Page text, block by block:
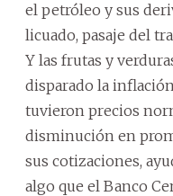
el petróleo y sus
licuado, pasaje del
Y las frutas y
disparado la
tuvieron precios
disminución en
sus cotizaciones,
algo que el Banco